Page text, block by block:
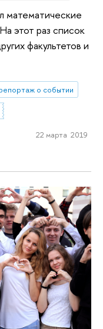
этот раз список
факультетов и
о событии
22 марта 2019